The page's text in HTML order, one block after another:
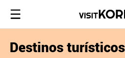
Destinos turísticos